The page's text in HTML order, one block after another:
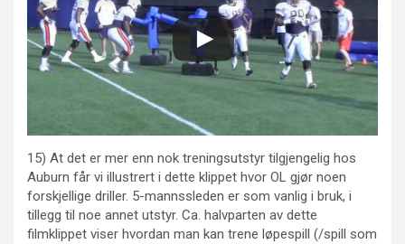
15) At det er mer enn nok treningsutstyr tilgjengelig hos
Auburn får vi illustrert i dette klippet hvor OL gjør noen
forskjellige driller. 5-mannssleden er som vanlig i bruk, i
tillegg til noe annet utstyr. Ca. halvparten av dette
filmklippet viser hvordan man kan trene løpespill (/spill som